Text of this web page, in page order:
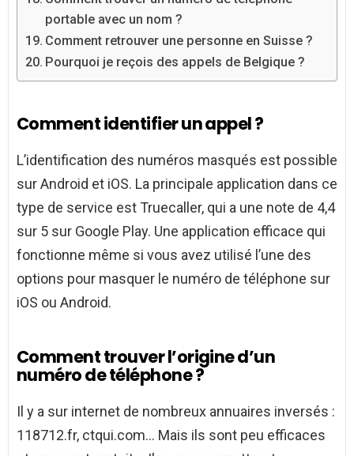
portable avec un nom ?
Comment retrouver une personne en Suisse ?
Pourquoi je reçois des appels de Belgique ?
Comment identifier un appel ?
L’identification des numéros masqués est possible
sur Android et iOS. La principale application dans ce
type de service est Truecaller, qui a une note de 4,4
sur 5 sur Google Play. Une application efficace qui
fonctionne même si vous avez utilisé l’une des
options pour masquer le numéro de téléphone sur
iOS ou Android.
Comment trouver l’origine d’un
numéro de téléphone ?
Il y a sur internet de nombreux annuaires inversés :
118712.fr, ctqui.com… Mais ils sont peu efficaces